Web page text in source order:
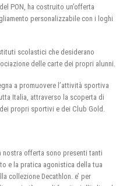
PON, ha costruito un’offerta
personalizzabile con i loghi
scolastici che desiderano
delle carte dei propri alunni.
a promuovere l’attività sportiva
Italia, attraverso la scoperta di
propri sportivi e dei Club Gold.
nostra offerta sono presenti tanti
e la pratica agonistica della tua
collezione Decathlon. e’ per